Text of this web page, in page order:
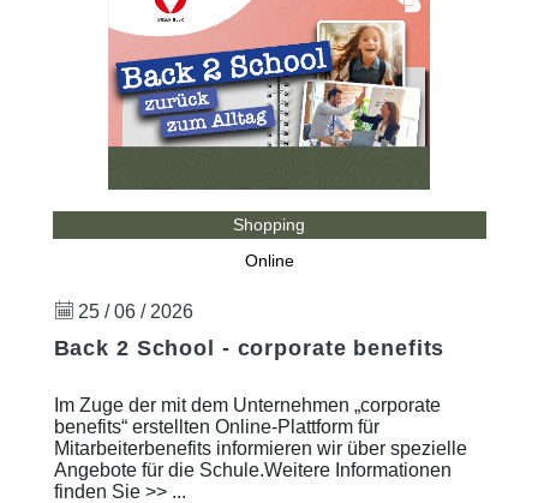
Shopping
Online
25 / 06 / 2026
Back 2 School - corporate benefits
Im Zuge der mit dem Unternehmen „corporate
benefits“ erstellten Online-Plattform für
Mitarbeiterbenefits informieren wir über spezielle
Angebote für die Schule.Weitere Informationen
finden Sie >> ...